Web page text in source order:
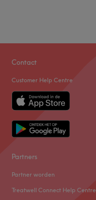
Contact
Customer Help Centre
Partners
Partner worden
Treatwell Connect Help Centre